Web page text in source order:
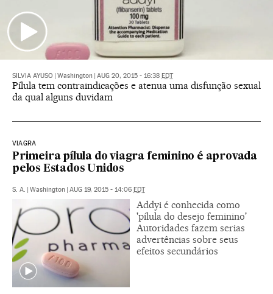
SILVIA AYUSO Washington AUG 20, 2015 - 16:38 EDT
Pílula tem contraindicações e atenua uma disfunção sexual
da qual alguns duvidam
VIAGRA
Primeira pílula do viagra feminino é aprovada
pelos Estados Unidos
S. A. Washington AUG 19, 2015 - 14:06 EDT
Addyi é conhecida como
'pílula do desejo feminino'
Autoridades fazem serias
advertências sobre seus
efeitos secundários